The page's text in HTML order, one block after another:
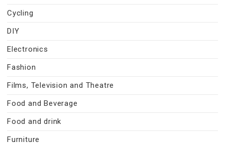
Cycling
DIY
Electronics
Fashion
Films, Television and Theatre
Food and Beverage
Food and drink
Furniture